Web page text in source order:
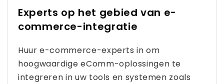
Experts op het gebied van e-
commerce-integratie
Huur e-commerce-experts in om
hoogwaardige eComm-oplossingen te
integreren in uw tools en systemen zoals